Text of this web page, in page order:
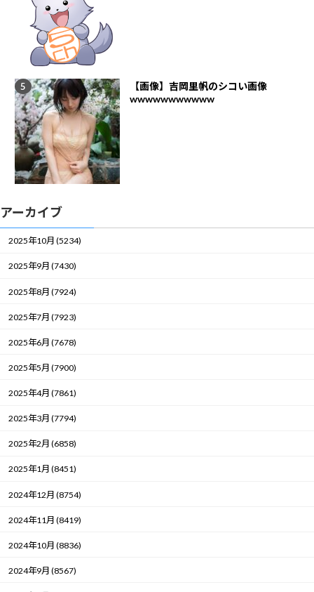
【画像】吉岡里帆のシコい画像
wwwwwwwwwww
アーカイブ
2025年10月 (5234)
2025年9月 (7430)
2025年8月 (7924)
2025年7月 (7923)
2025年6月 (7678)
2025年5月 (7900)
2025年4月 (7861)
2025年3月 (7794)
2025年2月 (6858)
2025年1月 (8451)
2024年12月 (8754)
2024年11月 (8419)
2024年10月 (8836)
2024年9月 (8567)